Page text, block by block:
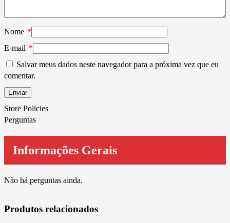
Nome *
E-mail *
Salvar meus dados neste navegador para a próxima vez que eu
comentar.
Store Policies
Perguntas
Informações Gerais
Não há perguntas ainda.
Produtos relacionados